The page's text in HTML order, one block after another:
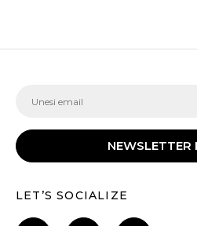
NEWSLETTER
LET’S SOCIALIZE